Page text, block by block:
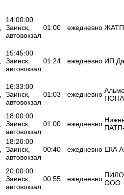
14:00:00
Заинск,
автовокзал
01:00 ежедневно
15:45:00
Заинск,
автовокзал
01:24 ежедневно ИП
16:33:00
Заинск,
автовокзал
01:03 ежедневно
18:00:00
Заинск,
автовокзал
01:00 ежедневно
18:20:00
Заинск,
автовокзал
00:40 ежедневно ЕКА
20:00:00
Заинск,
автовокзал
00:55 ежедневно ООО